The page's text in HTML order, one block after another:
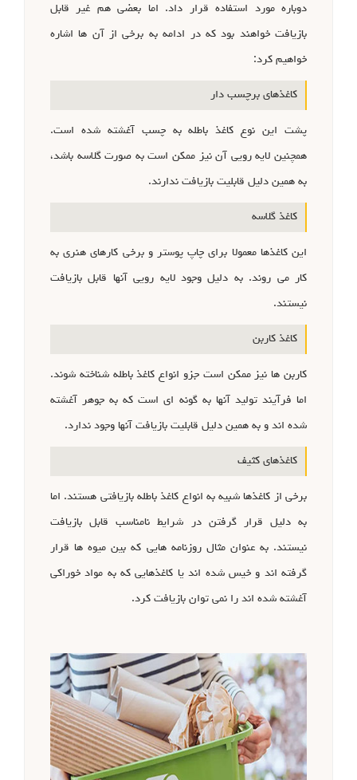
دوباره مورد استفاده قرار داد. اما بعضی هم غیر قابل
بازیافت خواهند بود که در ادامه به برخی از آن ها اشاره
خواهیم کرد:
کاغذهای برچسب دار
پشت این نوع کاغذ باطله به چسب آغشته شده است.
همچنین لایه رویی آن نیز ممکن است به صورت گلاسه باشد،
به همین دلیل قابلیت بازیافت ندارند.
کاغذ گلاسه
این کاغذها معمولا برای چاپ پوستر و برخی کارهای هنری به
کار می روند. به دلیل وجود لایه رویی آنها قابل بازیافت
نیستند.
کاغذ کاربن
کاربن ها نیز ممکن است جزو انواع کاغذ باطله شناخته شوند.
اما فرآیند تولید آنها به گونه ای است که به جوهر آغشته
شده اند و به همین دلیل قابلیت بازیافت آنها وجود ندارد.
کاغذهای کثیف
برخی از کاغذها شبیه به انواع کاغذ باطله بازیافتی هستند. اما
به دلیل قرار گرفتن در شرایط نامناسب قابل بازیافت
نیستند. به عنوان مثال روزنامه هایی که بین میوه ها قرار
گرفته اند و خیس شده اند یا کاغذهایی که به مواد خوراکی
آغشته شده اند را نمی توان بازیافت کرد.